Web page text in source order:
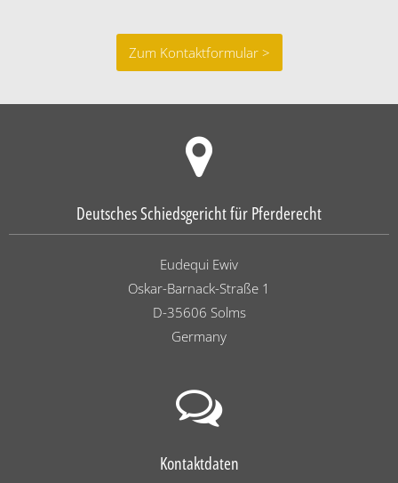
Zum Kontaktformular >
Deutsches Schiedsgericht für Pferderecht
Eudequi Ewiv
Oskar-Barnack-Straße 1
D-35606 Solms
Germany
Kontaktdaten